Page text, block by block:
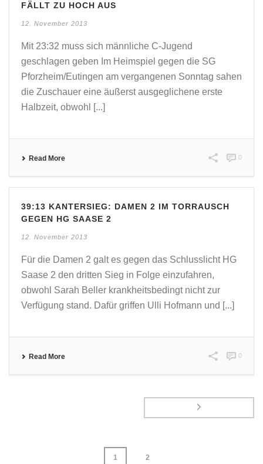
FÄLLT ZU HOCH AUS
12. November 2013
Mit 23:32 muss sich männliche C-Jugend
geschlagen geben Im Heimspiel gegen die SG
Pforzheim/Eutingen am vergangenen Sonntag sahen
die Zuschauer eine äußerst ausgeglichene erste
Halbzeit, obwohl [...]
Read More 0
39:13 KANTERSIEG: DAMEN 2 IM TORRAUSCH
GEGEN HG SAASE 2
12. November 2013
Für die Damen 2 galt es gegen das Schlusslicht HG
Saase 2 den dritten Sieg in Folge einzufahren,
obwohl Sarah Beller krankheitsbedingt nicht zur
Verfügung stand. Dafür griffen Ulli Hofmann und [...]
Read More 0
1 2